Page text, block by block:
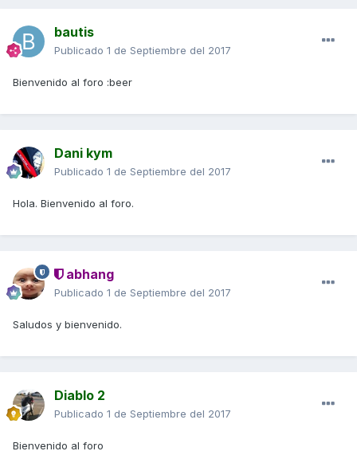
bautis
Publicado 1 de Septiembre del 2017
Bienvenido al foro :beer
Dani kym
Publicado 1 de Septiembre del 2017
Hola. Bienvenido al foro.
abhang
Publicado 1 de Septiembre del 2017
Saludos y bienvenido.
Diablo 2
Publicado 1 de Septiembre del 2017
Bienvenido al foro